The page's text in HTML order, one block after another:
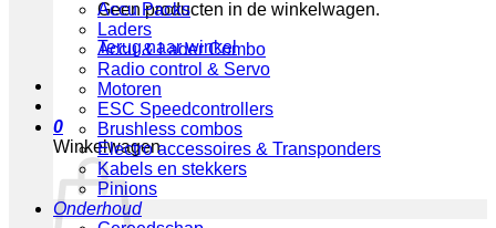
Geen producten in de winkelwagen.
Terug naar winkel
0
Winkelwagen
Accu Packs
Laders
Accu & Lader Combo
Radio control & Servo
Motoren
ESC Speedcontrollers
Brushless combos
Electro accessoires & Transponders
Kabels en stekkers
Pinions
Onderhoud